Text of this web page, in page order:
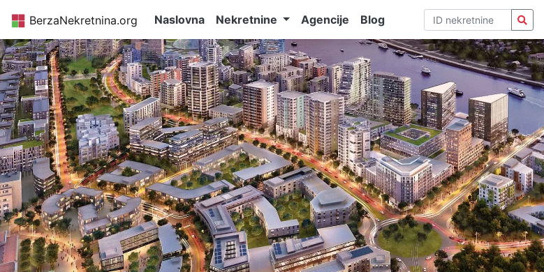
BerzaNekretnina.org Naslovna Nekretnine Agencije Blog